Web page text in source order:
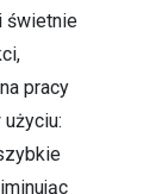
świetnie
pracy